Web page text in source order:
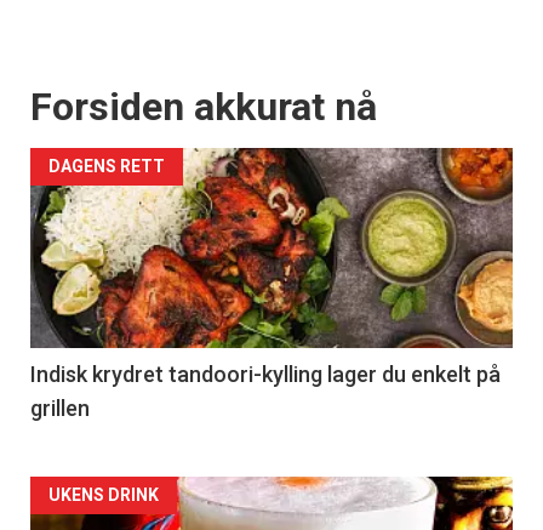
Forsiden akkurat nå
DAGENS RETT
Indisk krydret tandoori-kylling lager du enkelt på
grillen
Forsiden
UKENS DRINK